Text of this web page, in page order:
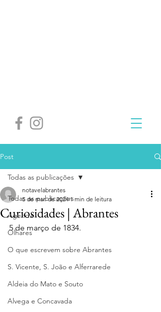
Post
Todas as publicações
Agenda
Olhares
O que escrevem sobre Abrantes
S. Vicente, S. João e Alferrarede
Aldeia do Mato e Souto
Alvega e Concavada
Todas as publicações
Curiosidades | Abrantes
notavelabrantes
5 de mar. de 2024 1 min de leitura
5 de março de 1834.